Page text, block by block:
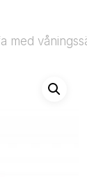
med